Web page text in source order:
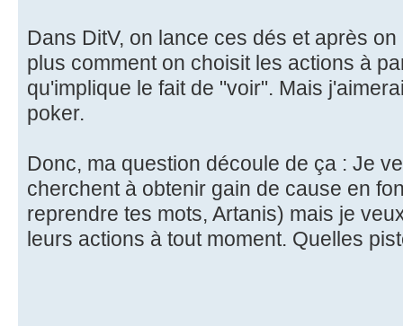
Dans DitV, on lance ces dés et après
plus comment on choisit les actions à
qu'implique le fait de "voir". Mais
poker.
Donc, ma question découle de ça : Je
cherchent à obtenir gain de cause en
reprendre tes mots, Artanis) mais je
leurs actions à tout moment. Quelles